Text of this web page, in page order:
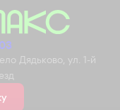
Дядьково, ул. 1-й